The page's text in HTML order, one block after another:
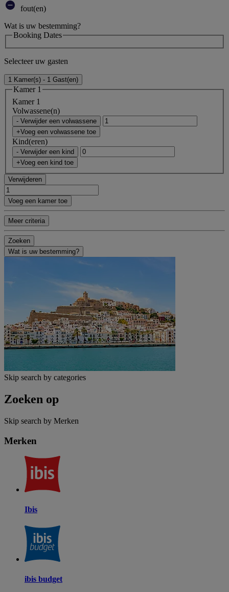
fout(en)
Wat is uw bestemming?
Booking Dates
Selecteer uw gasten
1 Kamer(s) - 1 Gast(en)
Kamer 1
Kamer 1
Volwassene(n)
- Verwijder een volwassene
+Voeg een volwassene toe
Kind(eren)
- Verwijder een kind
+Voeg een kind toe
Verwijderen
Voeg een kamer toe
Meer criteria
Zoeken
Wat is uw bestemming?
Skip search by categories
Zoeken op
Skip search by Merken
Merken
Ibis
ibis budget